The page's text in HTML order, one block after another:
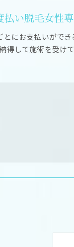
払い脱毛女性
とにお支払いがで
得して施術を受け